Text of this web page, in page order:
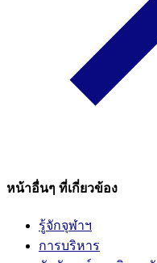
หน้าอื่นๆ ที่เกี่ยวข้อง
รู้จักจุฬาฯ
การบริหาร